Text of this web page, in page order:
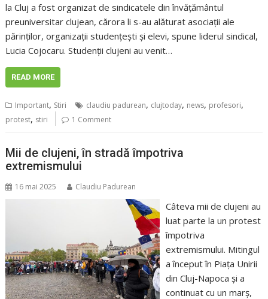
la Cluj a fost organizat de sindicatele din învățământul
preuniversitar clujean, cărora li s-au alăturat asociații ale
părinților, organizații studențești și elevi, spune liderul sindical,
Lucia Cojocaru. Studenții clujeni au venit…
READ MORE
Important, Stiri claudiu padurean, clujtoday, news, profesori,
protest, stiri 1 Comment
Mii de clujeni, în stradă împotriva
extremismului
16 mai 2025 Claudiu Padurean
Câteva mii de clujeni au
luat parte la un protest
împotriva
extremismului. Mitingul
a început în Piața Unirii
din Cluj-Napoca și a
continuat cu un marș,